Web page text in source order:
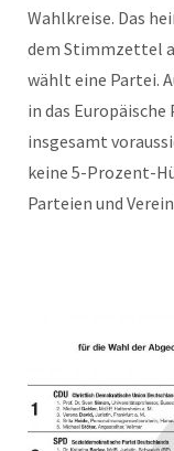
Wahlkreise. Das
dem Stimmzettel
wählt eine Partei.
in das
insgesamt
keine 5-Prozent-
Parteien und